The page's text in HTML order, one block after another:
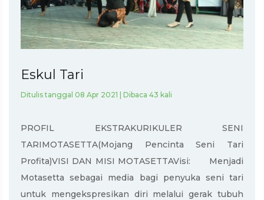
Eskul Tari
Ditulis tanggal 08 Apr 2021 | Dibaca 43 kali
PROFIL EKSTRAKURIKULER SENI
TARIMOTASETTA(Mojang Pencinta Seni Tari
Profita)VISI DAN MISI MOTASETTAVisi: Menjadi
Motasetta sebagai media bagi penyuka seni tari
untuk mengekspresikan diri melalui gerak tubuh